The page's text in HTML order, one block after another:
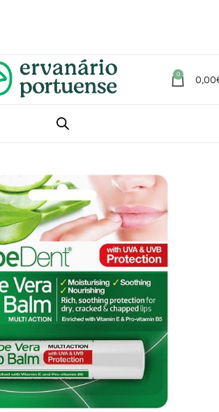
0 0,00
Beleza | Cosmética | Higiene